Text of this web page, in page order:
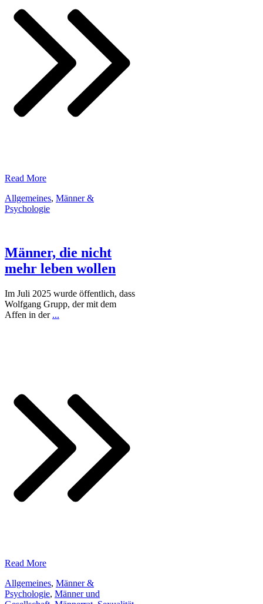
​Read More
Allgemeines, Männer &
Psychologie
Männer, die nicht
mehr leben wollen
Im Juli 2025 wurde öffentlich, dass
Wolfgang Grupp, der mit dem
Affen in der ...
​Read More
Allgemeines, Männer &
Psychologie, Männer und